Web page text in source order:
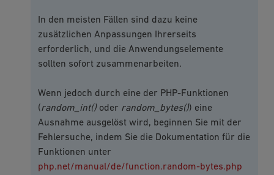
In den meisten Fällen sind dazu keine
zusätzlichen Anpassungen Ihrerseits
erforderlich, und die Anwendungselemente
sollten sofort zusammenarbeiten.
Wenn jedoch durch eine der PHP-Funktionen
(random_int()oder random_bytes()) eine
Ausnahme ausgelöst wird, beginnen Sie mit der
Fehlersuche, indem Sie die Dokumentation für die
Funktionen unter
php.net/manual/de/function.random-bytes.php